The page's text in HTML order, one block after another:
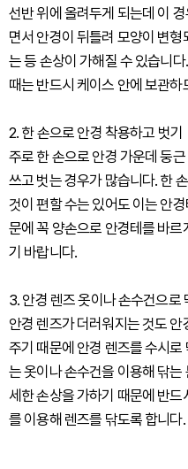
선반 위에 올려두게 되는데 이
면서 안경이 뒤틀려 모양이 변형
는 등 손상이 가해질 수 있습니
때는 반드시 케이스 안에 보관하
2. 한 손으로 안경 착용하고 벗기
주로 한 손으로 안경 가운데 둥
쓰고 벗는 경우가 많습니다. 한
것이 편할 수는 있어도 이는 안
문에 꼭 양손으로 안경테를 바르
기 바랍니다.
3. 안경 렌즈 옷이나 손수건으로
안경 렌즈가 더러워지는 것도
주기 때문에 안경 렌즈를 수시
는 옷이나 손수건을 이용해 닦는
세한 손상을 가하기 때문에 반
를 이용해 렌즈를 닦도록 합니다.